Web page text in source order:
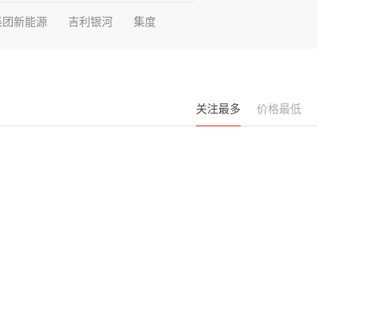
团新能源 吉利银河 集度
关注最多 价格最低